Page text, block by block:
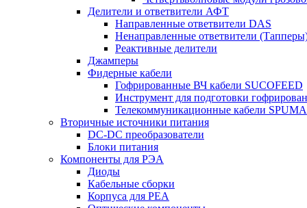
Делители и ответвители АФТ
Направленные ответвители DAS
Ненаправленные ответвители
Реактивные делители
Джамперы
Фидерные кабели
Гофрированные ВЧ кабели SUCOFEED
Инструмент для подготовки
Телекоммуникационные кабели SPUMA
Вторичные источники питания
DC-DC преобразователи
Блоки питания
Компоненты для РЭА
Диоды
Кабельные сборки
Корпуса для РЕА